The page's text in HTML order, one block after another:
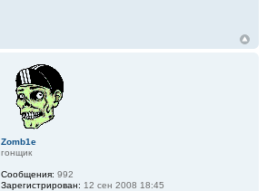
Zomb1e
гонщик
Сообщения: 992
Зарегистрирован: 12 сен 2008 18:45